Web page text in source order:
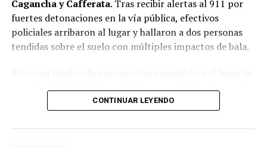
En el Congreso se anticipa undebate extenso y de alto
voltaje político, que incluirá la discusión sobre el
alcance real de la prisión perpetua, las reglas de
rígido. Todo indica que será uno de los debates más
relevantes en materia penal en décadas.
Cagancha y Cafferata. Tras recibir alertas al 911 por
fuertes detonaciones en la vía pública, efectivos
policiales arribaron al lugar y hallaron a dos personas
tendidas sobre el suelo con múltiples impactos de bala.
presentó dos heridas de arma de fuego localizadas en el
CONTINUAR LEYENDO